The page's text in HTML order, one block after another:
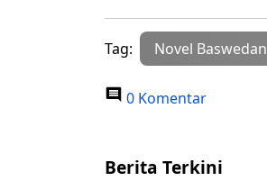
Tag: Novel Baswedan
0 Komentar
Berita Terkini